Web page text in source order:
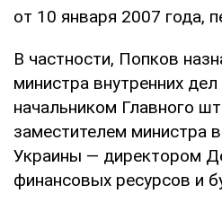
от 10 января 2007 года,
В частности, Попков
министра внутренних
начальником Главного
заместителем министра
Украины — директором
финансовых ресурсов и